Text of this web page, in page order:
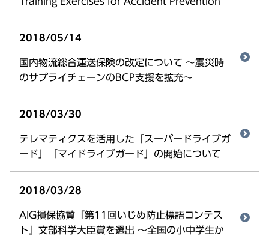
2018/05/14
国内物流総合運送保険の改定について ～震災時
のサプライチェーンのBCP支援を拡充～
2018/03/30
テレマティクスを活用した「スーパードライブガ
ード」「マイドライブガード」の開始について
2018/03/28
AIG損保協賛『第11回いじめ防止標語コンテス
ト』文部科学大臣賞を選出 ～全国の小中学生か